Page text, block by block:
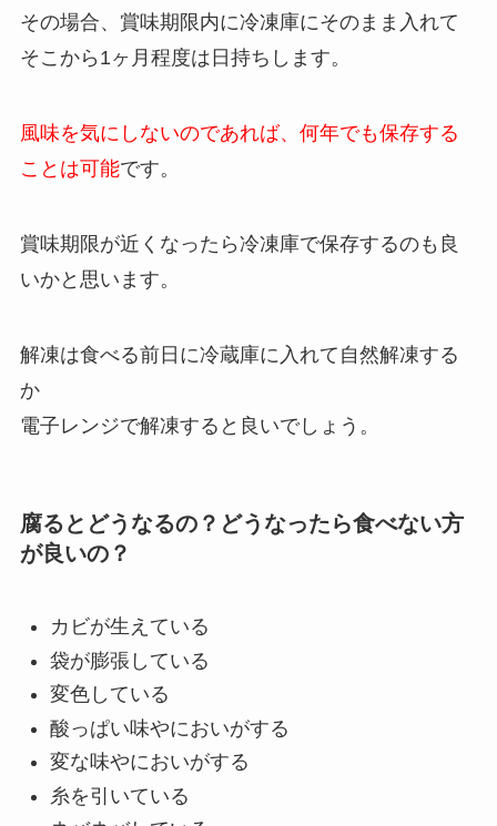
その場合、賞味期限内に冷凍庫にそのまま入れて
そこから1ヶ月程度は日持ちします。
風味を気にしないのであれば、何年でも保存する
ことは可能です。
賞味期限が近くなったら冷凍庫で保存するのも良
いかと思います。
解凍は食べる前日に冷蔵庫に入れて自然解凍する
か
電子レンジで解凍すると良いでしょう。
腐るとどうなるの？どうなったら食べない方
が良いの？
カビが生えている
袋が膨張している
変色している
酸っぱい味やにおいがする
変な味やにおいがする
糸を引いている